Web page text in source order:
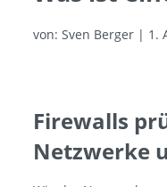
von: Sven Berger | 1.
Firewalls
Netzwerke